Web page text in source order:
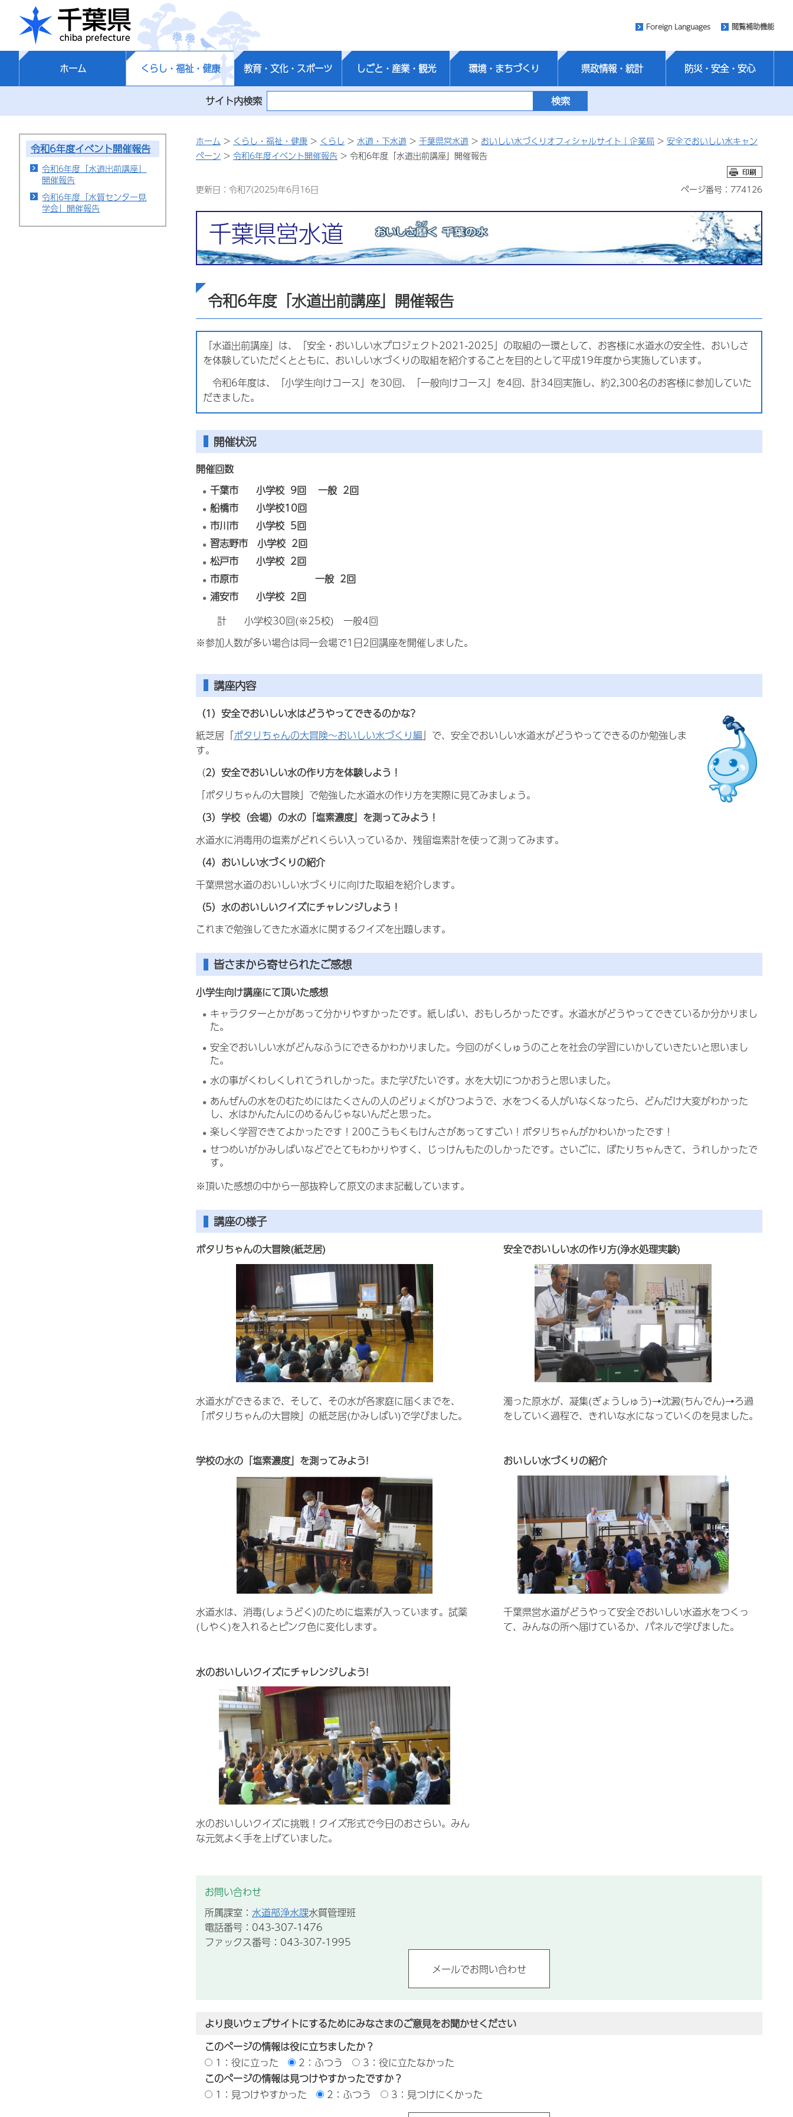
千葉県
Foreign Languages 閲覧補助機能
ホーム くらし・福祉・健康 教育・文化・スポーツ しごと・産業・観光 環境・まちづくり 県政情報・統計 防災・安全・安心
サイト内検索
令和6年度イベント開催報告
令和6年度「水道出前講座」
開催報告
令和6年度「水質センター見
学会」開催報告
ホーム > くらし・福祉・健康 > くらし > 水道・下水道 > 千葉県営水道 > おいしい水づくりオフィシャルサイト｜企業局 > 安全でおいしい水キャン
ペーン > 令和6年度イベント開催報告 > 令和6年度「水道出前講座」開催報告
更新日：令和7(2025)年6月16日 ページ番号：774126
千葉県営水道
令和6年度「水道出前講座」開催報告
「水道出前講座」は、「安全・おいしい水プロジェクト2021-2025」の取組の一環として、お客様に水道水の安全性、おいしさ
を体験していただくとともに、おいしい水づくりの取組を紹介することを目的として平成19年度から実施しています。
令和6年度は、「小学生向けコース」を30回、「一般向けコース」を4回、計34回実施し、約2,300名のお客様に参加していた
だきました。
開催状況
開催回数
千葉市 小学校 9回 一般 2回
船橋市 小学校10回
市川市 小学校 5回
習志野市 小学校 2回
松戸市 小学校 2回
市原市 一般 2回
浦安市 小学校 2回
計 小学校30回(※25校) 一般4回
※参加人数が多い場合は同一会場で1日2回講座を開催しました。
講座内容
（1）安全でおいしい水はどうやってできるのかな?
紙芝居「ポタリちゃんの大冒険～おいしい水づくり編」で、安全でおいしい水道水がどうやってできるのか勉強しま
す。
（2）安全でおいしい水の作り方を体験しよう！
「ポタリちゃんの大冒険」で勉強した水道水の作り方を実際に見てみましょう。
（3）学校（会場）の水の「塩素濃度」を測ってみよう！
水道水に消毒用の塩素がどれくらい入っているか、残留塩素計を使って測ってみます。
（4）おいしい水づくりの紹介
千葉県営水道のおいしい水づくりに向けた取組を紹介します。
（5）水のおいしいクイズにチャレンジしよう！
これまで勉強してきた水道水に関するクイズを出題します。
皆さまから寄せられたご感想
小学生向け講座にて頂いた感想
キャラクターとかがあって分かりやすかったです。紙しばい、おもしろかったです。水道水がどうやってできているか分かりまし
た。
安全でおいしい水がどんなふうにできるかわかりました。今回のがくしゅうのことを社会の学習にいかしていきたいと思いまし
た。
水の事がくわしくしれてうれしかった。また学びたいです。水を大切につかおうと思いました。
あんぜんの水をのむためにはたくさんの人のどりょくがひつようで、水をつくる人がいなくなったら、どんだけ大変がわかった
し、水はかんたんにのめるんじゃないんだと思った。
楽しく学習できてよかったです！200こうもくもけんさがあってすごい！ポタリちゃんがかわいかったです！
せつめいがかみしばいなどでとてもわかりやすく、じっけんもたのしかったです。さいごに、ぽたりちゃんきて、うれしかったで
す。
※頂いた感想の中から一部抜粋して原文のまま記載しています。
講座の様子
ポタリちゃんの大冒険(紙芝居)
水道水ができるまで、そして、その水が各家庭に届くまでを、
「ポタリちゃんの大冒険」の紙芝居(かみしばい)で学びました。
安全でおいしい水の作り方(浄水処理実験)
濁った原水が、凝集(ぎょうしゅう)→沈澱(ちんでん)→ろ過
をしていく過程で、きれいな水になっていくのを見ました。
学校の水の「塩素濃度」を測ってみよう!
水道水は、消毒(しょうどく)のために塩素が入っています。試薬
(しやく)を入れるとピンク色に変化します。
おいしい水づくりの紹介
千葉県営水道がどうやって安全でおいしい水道水をつくっ
て、みんなの所へ届けているか、パネルで学びました。
水のおいしいクイズにチャレンジしよう!
水のおいしいクイズに挑戦！クイズ形式で今日のおさらい。みん
な元気よく手を上げていました。
お問い合わせ
所属課室： 水道部浄水課水質管理班
電話番号：043-307-1476
ファックス番号：043-307-1995
より良いウェブサイトにするためにみなさまのご意見をお聞かせください
このページの情報は役に立ちましたか？
1：役に立った
2：ふつう
3：役に立たなかった
このページの情報は見つけやすかったですか？
1：見つけやすかった
2：ふつう 3：見つけにくかった